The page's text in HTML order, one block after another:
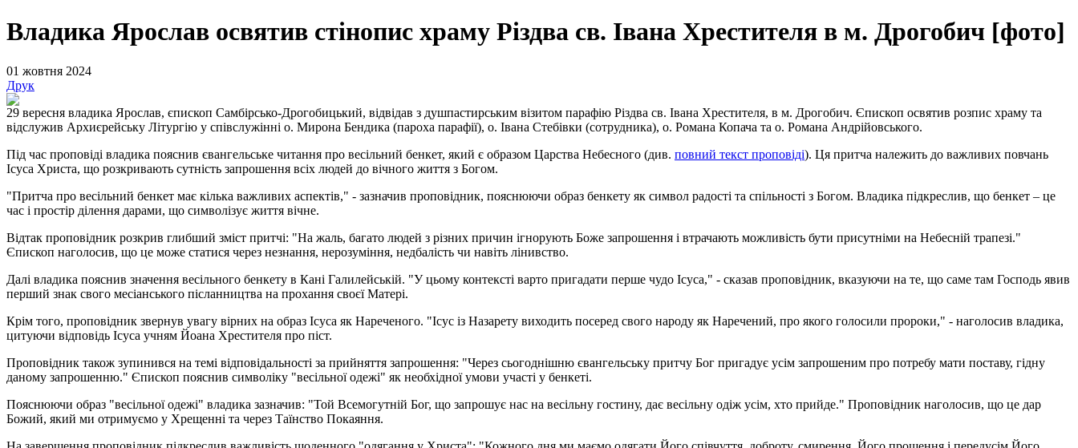
Владика Ярослав освятив стінопис храму Різдва св. Івана Хрестителя в м. Дрогобич [фото]
01 жовтня 2024
Друк
29 вересня владика Ярослав, єпископ Самбірсько-Дрогобицький, відвідав з душпастирським візитом парафію Різдва св. Івана Хрестителя, в м. Дрогобич. Єпископ освятив розпис храму та
відслужив Архиєрейську Літургію у співслужінні о. Мирона Бендика (пароха парафії), о. Івана Стебівки (сотрудника), о. Романа Копача та о. Романа Андрійовського.
Під час проповіді владика пояснив євангельське читання про весільний бенкет, який є образом Царства Небесного (див. повний текст проповіді). Ця притча належить до важливих повчань
Ісуса Христа, що розкривають сутність запрошення всіх людей до вічного життя з Богом.
"Притча про весільний бенкет має кілька важливих аспектів," - зазначив проповідник, пояснюючи образ бенкету як символ радості та спільності з Богом. Владика підкреслив, що бенкет – це
час і простір ділення дарами, що символізує життя вічне.
Відтак проповідник розкрив глибший зміст притчі: "На жаль, багато людей з різних причин ігнорують Боже запрошення і втрачають можливість бути присутніми на Небесній трапезі."
Єпископ наголосив, що це може статися через незнання, нерозуміння, недбалість чи навіть лінивство.
Далі владика пояснив значення весільного бенкету в Кані Галилейській. "У цьому контексті варто пригадати перше чудо Ісуса," - сказав проповідник, вказуючи на те, що саме там Господь явив
перший знак свого месіанського післанництва на прохання своєї Матері.
Крім того, проповідник звернув увагу вірних на образ Ісуса як Нареченого. "Ісус із Назарету виходить посеред свого народу як Наречений, про якого голосили пророки," - наголосив владика,
цитуючи відповідь Ісуса учням Йоана Хрестителя про піст.
Проповідник також зупинився на темі відповідальності за прийняття запрошення: "Через сьогоднішню євангельську притчу Бог пригадує усім запрошеним про потребу мати поставу, гідну
даному запрошенню." Єпископ пояснив символіку "весільної одежі" як необхідної умови участі у бенкеті.
Пояснюючи образ "весільної одежі" владика зазначив: "Той Всемогутній Бог, що запрошує нас на весільну гостину, дає весільну одіж усім, хто прийде." Проповідник наголосив, що це дар
Божий, який ми отримуємо у Хрещенні та через Таїнство Покаяння.